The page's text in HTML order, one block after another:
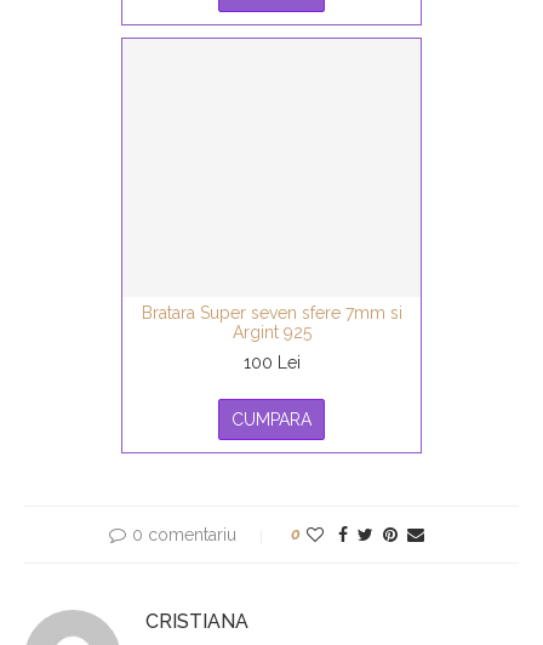
Bratara Super seven sfere 7mm si
Argint 925
100 Lei
CUMPARA
0 comentariu 0
CRISTIANA